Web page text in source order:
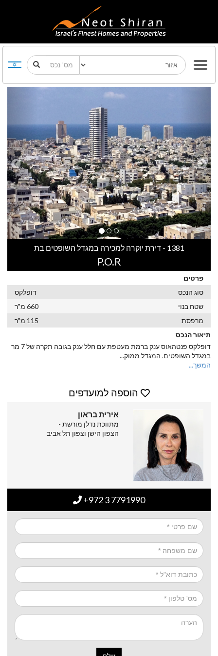
Previous Next
1381 - דירת יוקרה למכירה במגדל השופטים בת
P.O.R
פרטים
סוג הנכס
דופלקס
שטח בנוי
660 מ"ר
מרפסת
115 מ"ר
תיאור הנכס
דופלקס פנטהאוס ענק ברמת מעטפת עם חלל ענק בגובה תקרה של 7 מר
במגדל השופטים. המגדל ממוק...
המשך...
הוספה למועדפים
אירית בראון
מתווכת נדלן מורשת -
הצפון הישן וצפון תל אביב
+972 3 7791990